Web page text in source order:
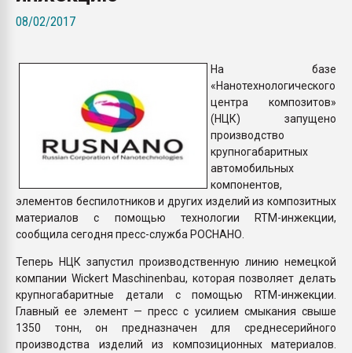
ПЕРЕЙТИ НА
08/02/2017
На базе
«Нанотехнологического
центра композитов»
(НЦК) запущено
производство
крупногабаритных
автомобильных
компонентов,
элементов беспилотников и других изделий из композитных
материалов с помощью технологии RTM-инжекции,
сообщила сегодня пресс-служба РОСНАНО.
Теперь НЦК запустил производственную линию немецкой
компании Wickert Maschinenbau, которая позволяет делать
крупногабаритные детали с помощью RTM-инжекции.
Главный ее элемент — пресс с усилием смыкания свыше
1350 тонн, он предназначен для среднесерийного
производства изделий из композиционных материалов.